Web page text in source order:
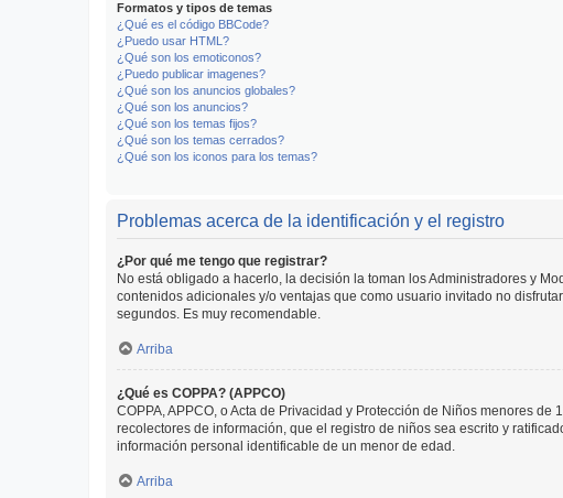
Formatos y tipos de temas
¿Qué es el código BBCode?
¿Puedo usar HTML?
¿Qué son los emoticonos?
¿Puedo publicar imagenes?
¿Qué son los anuncios globales?
¿Qué son los anuncios?
¿Qué son los temas fijos?
¿Qué son los temas cerrados?
¿Qué son los iconos para los temas?
Problemas acerca de la identificación y el registro
¿Por qué me tengo que registrar?
No está obligado a hacerlo, la decisión la toman los Administradores y
contenidos adicionales y/o ventajas que como usuario invitado no
segundos. Es muy recomendable.
Arriba
¿Qué es COPPA? (APPCO)
COPPA, APPCO, o Acta de Privacidad y Protección de Niños menores
recolectores de información, que el registro de niños sea escrito y
información personal identificable de un menor de edad.
Arriba